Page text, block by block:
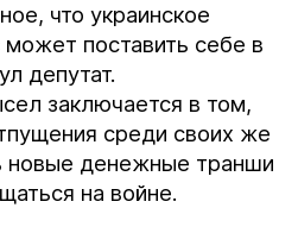
что украинское
поставить себе в
депутат.
заключается в том,
среди своих же
новые денежные транши
на войне.